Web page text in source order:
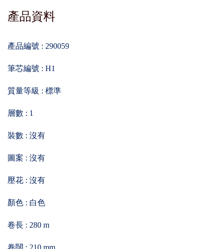
產品資料
產品編號 : 290059
筆芯編號 : H1
質量等級 : 標準
層數 : 1
裝數 : 沒有
圖案 : 沒有
壓花 : 沒有
顏色 : 白色
卷長 : 280 m